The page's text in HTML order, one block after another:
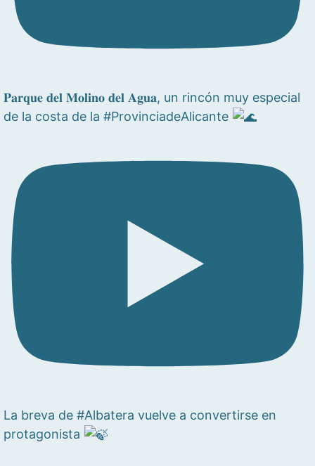
𝐏𝐚𝐫𝐪𝐮𝐞 𝐝𝐞𝐥 𝐌𝐨𝐥𝐢𝐧𝐨 𝐝𝐞𝐥 𝐀𝐠𝐮𝐚, un rincón muy especial
de la costa de la #ProvinciadeAlicante
La breva de #Albatera vuelve a convertirse en
protagonista